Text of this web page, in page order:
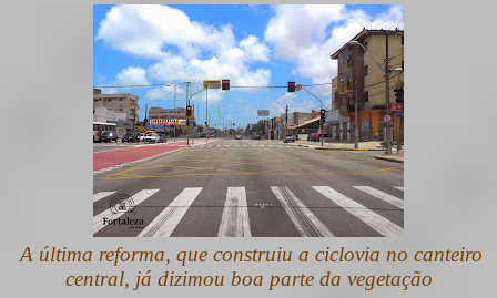
A última reforma, que construiu a ciclovia no canteiro
central, já dizimou boa parte da vegetação